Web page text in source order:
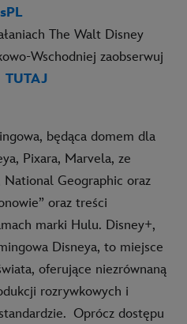
The Walt Disney
Wschodniej zaobserwuj
TUTAJ
będąca domem dla
Pixara, Marvela, ze
Geographic oraz
oraz treści
marki Hulu. Disney+,
Disneya, to miejsce
oferujące niezrównaną
rozrywkowych i
Oprócz dostępu